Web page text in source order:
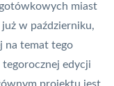
miast
w październiku,
na temat tego
edycji